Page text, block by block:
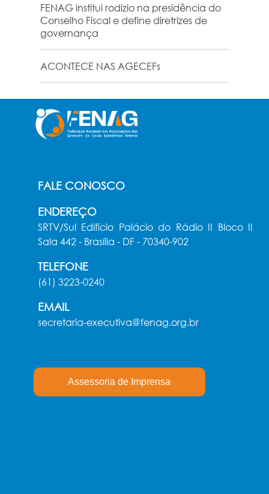
FENAG institui rodízio na presidência do
Conselho Fiscal e define diretrizes de
governança
ACONTECE NAS AGECEFs
FALE CONOSCO
ENDEREÇO
SRTV/Sul Edifício Palácio do Rádio II Bloco II
Sala 442 - Brasília - DF - 70340-902
TELEFONE
(61) 3223-0240
EMAIL
secretaria-executiva@fenag.org.br
Assessoria de Imprensa